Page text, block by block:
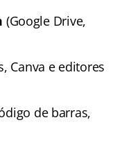
(Google Drive,
Canva e editores
de barras,